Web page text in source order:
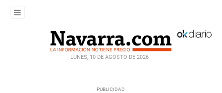
LUNES, 10 DE AGOSTO DE 2026